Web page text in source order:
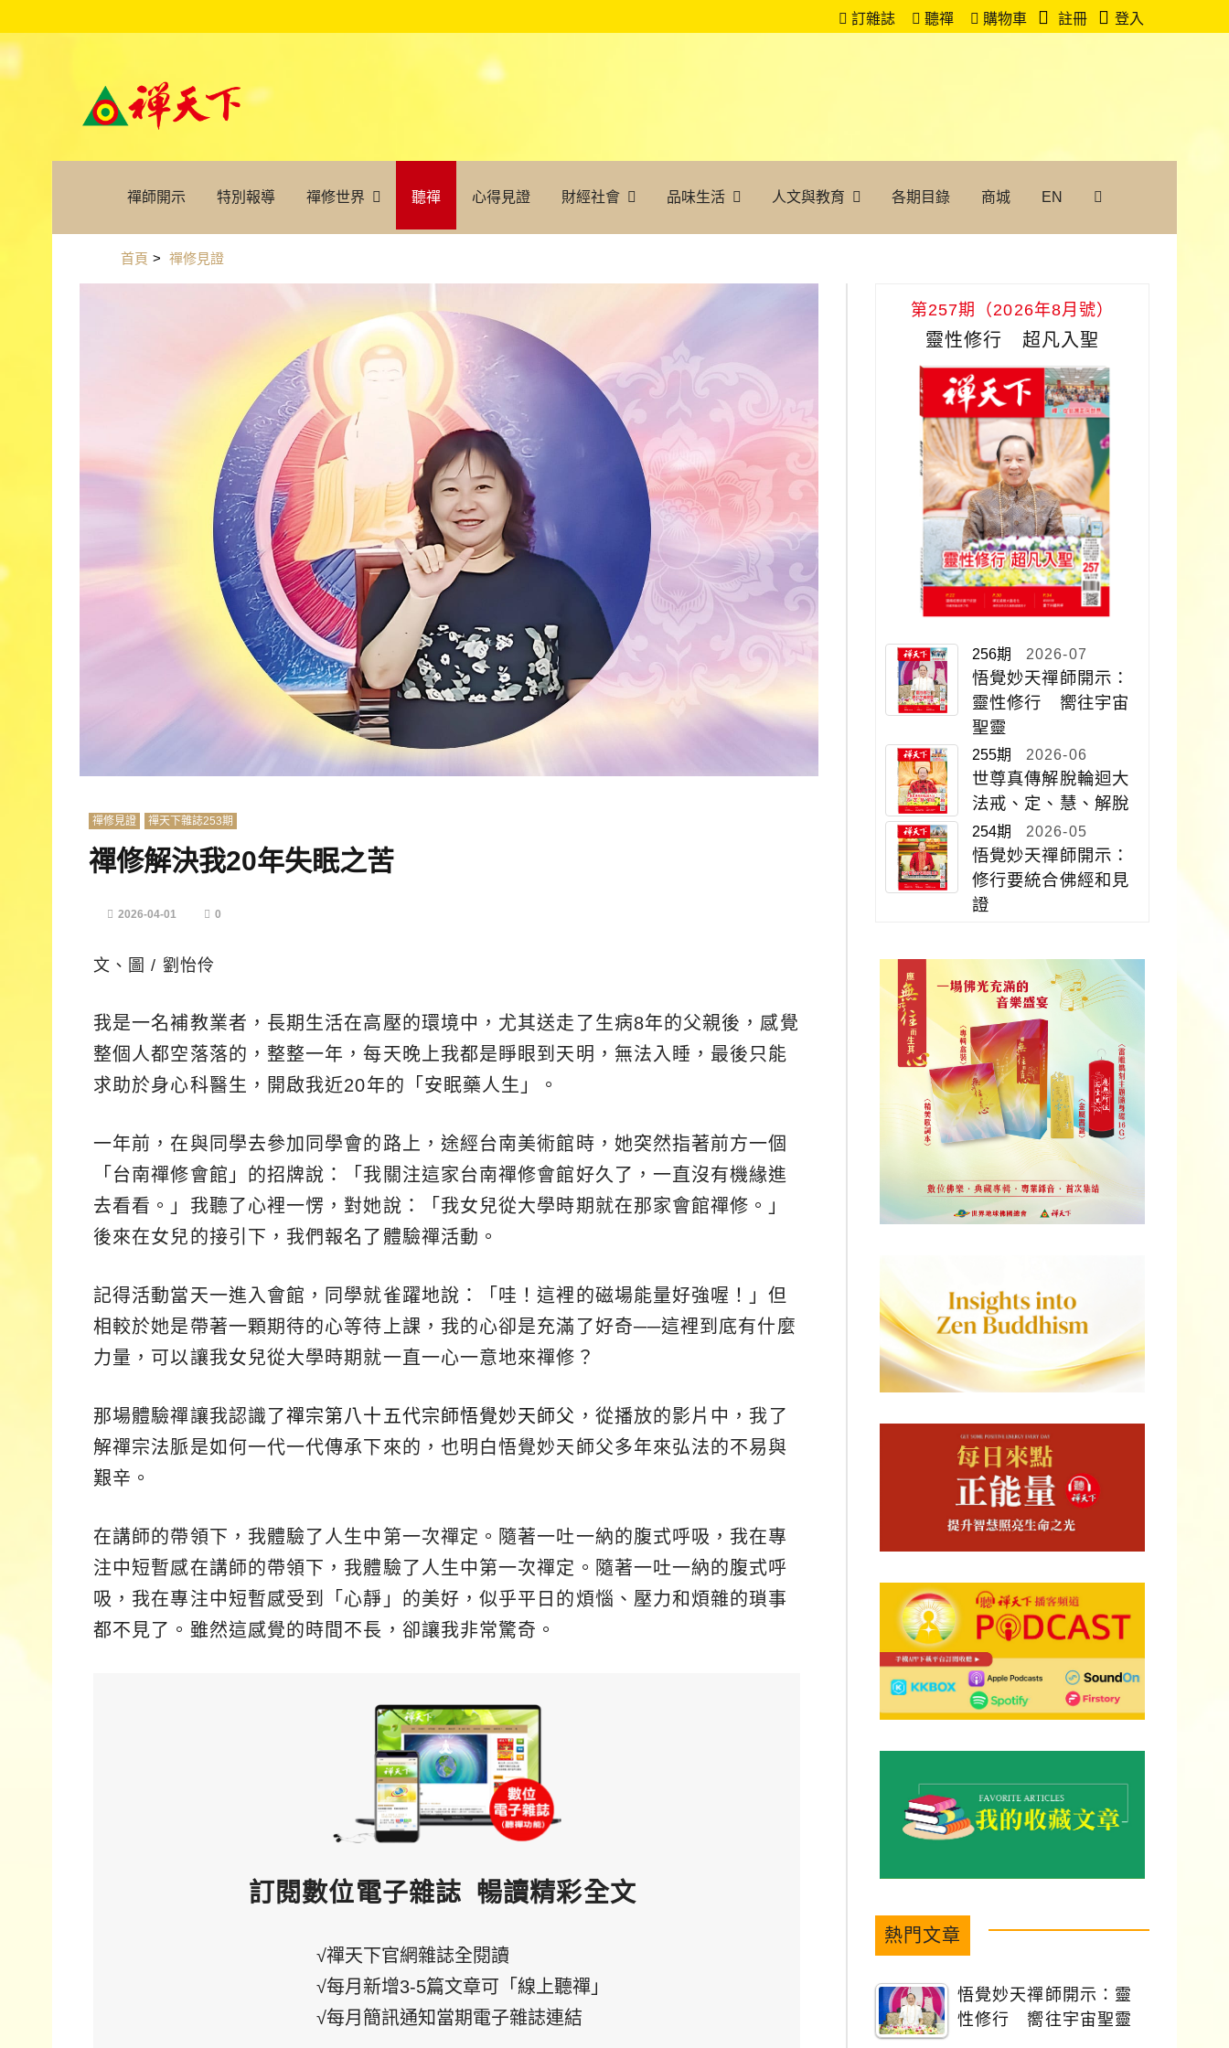
訂雜誌 聽禪 購物車 註冊 登入
禪師開示 特別報導 禪修世界 聽禪 心得見證 財經社會 品味生活 人文與教育 各期目錄 商城 EN
首頁 > 禪修見證
禪修見證 禪天下雜誌253期
禪修解決我20年失眠之苦
2026-04-01 0
文、圖 / 劉怡伶
我是一名補教業者，長期生活在高壓的環境中，尤其送走了生病8年的父親後，感覺
整個人都空落落的，整整一年，每天晚上我都是睜眼到天明，無法入睡，最後只能
求助於身心科醫生，開啟我近20年的「安眠藥人生」。
一年前，在與同學去參加同學會的路上，途經台南美術館時，她突然指著前方一個
「台南禪修會館」的招牌說：「我關注這家台南禪修會館好久了，一直沒有機緣進
去看看。」我聽了心裡一愣，對她說：「我女兒從大學時期就在那家會館禪修。」
後來在女兒的接引下，我們報名了體驗禪活動。
記得活動當天一進入會館，同學就雀躍地說：「哇！這裡的磁場能量好強喔！」但
相較於她是帶著一顆期待的心等待上課，我的心卻是充滿了好奇──這裡到底有什麼
力量，可以讓我女兒從大學時期就一直一心一意地來禪修？
那場體驗禪讓我認識了禪宗第八十五代宗師悟覺妙天師父 ，從播放的影片中，我了
解禪宗法脈是如何一代一代傳承下來的，也明白悟覺妙天師父多年來弘法的不易與
艱辛。
在講師的帶領下，我體驗了人生中第一次禪定。隨著一吐一納的腹式呼吸，我在專
注中短暫感在講師的帶領下，我體驗了人生中第一次禪定。隨著一吐一納的腹式呼
吸，我在專注中短暫感受到「心靜」的美好，似乎平日的煩惱、壓力和煩雜的瑣事
都不見了。雖然這感覺的時間不長，卻讓我非常驚奇。
訂閱數位電子雜誌 暢讀精彩全文
√禪天下官網雜誌全閱讀
√每月新增3-5篇文章可「線上聽禪」
√每月簡訊通知當期電子雜誌連結
第257期（2026年8月號）
靈性修行 超凡入聖
256期 2026-07
悟覺妙天禪師開示：
靈性修行 嚮往宇宙
聖靈
255期 2026-06
世尊真傳解脫輪迴大
法戒、定、慧、解脫
254期 2026-05
悟覺妙天禪師開示：
修行要統合佛經和見
證
熱門文章
悟覺妙天禪師開示：靈
性修行 嚮往宇宙聖靈